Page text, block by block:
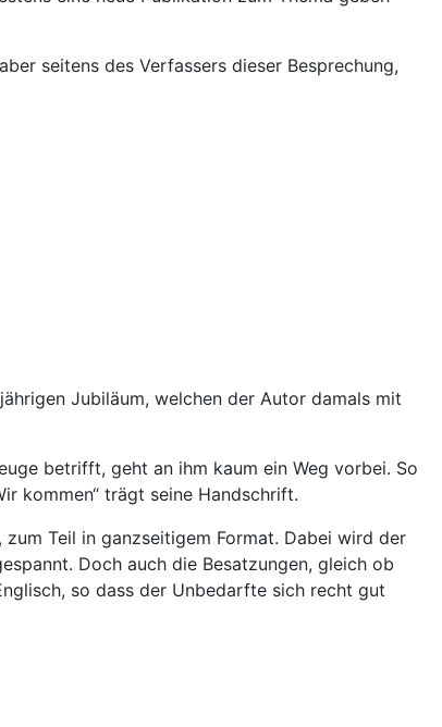
seitens des Verfassers dieser Besprechung,
Jubiläum, welchen der Autor damals mit
betrifft, geht an ihm kaum ein Weg vorbei. So
kommen“ trägt seine Handschrift.
Teil in ganzseitigem Format. Dabei wird der
Doch auch die Besatzungen, gleich ob
so dass der Unbedarfte sich recht gut